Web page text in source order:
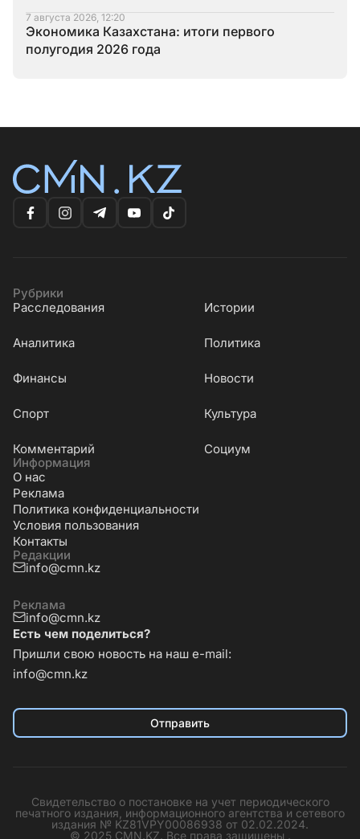
7 августа 2026, 12:20
Экономика Казахстана: итоги первого
полугодия 2026 года
Рубрики
Расследования
Истории
Аналитика Политика
Финансы Новости
Cпорт Культура
Комментарий
Социум
Информация
О нас
Реклама
Политика конфиденциальности
Условия пользования
Контакты
Редакции
info@cmn.kz
Реклама
info@cmn.kz
Есть чем поделиться?
Пришли свою новость на наш e-mail:
info@cmn.kz
Отправить
Свидетельство о постановке на учет периодического
печатного издания, информационного агентства и сетевого
издания № KZ81VPY00086938 от 02.02.2024.
© 2025 CMN.KZ. Все права защищены .